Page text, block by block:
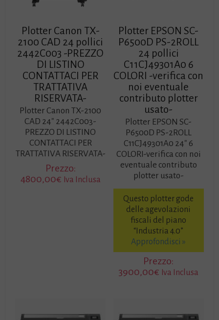
Plotter Canon TX-
2100 CAD 24 pollici
2442C003 -PREZZO
DI LISTINO
CONTATTACI PER
TRATTATIVA
RISERVATA-
Plotter Canon TX-2100
CAD 24″ 2442C003-
PREZZO DI LISTINO
CONTATTACI PER
TRATTATIVA RISERVATA-
Prezzo:
4800,00€ Iva Inclusa
Plotter EPSON SC-
P6500D PS-2ROLL
24 pollici
C11CJ49301A0 6
COLORI -verifica con
noi eventuale
contributo plotter
usato-
Plotter EPSON SC-
P6500D PS-2ROLL
C11CJ49301A0 24″ 6
COLORI-verifica con noi
eventuale contributo
plotter usato-
Questo plotter gode
delle agevolazioni
fiscali del piano
“Industria 4.0”
Approfondisci »
Prezzo:
3900,00€ Iva Inclusa